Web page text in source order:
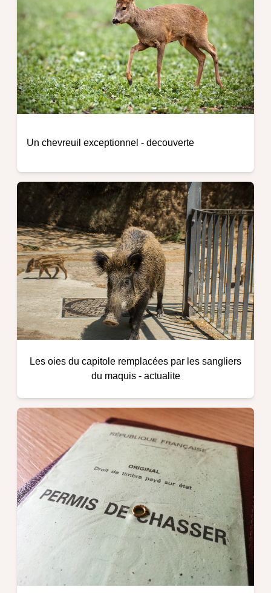
Un chevreuil exceptionnel - decouverte
Les oies du capitole remplacées par les sangliers
du maquis- actualite